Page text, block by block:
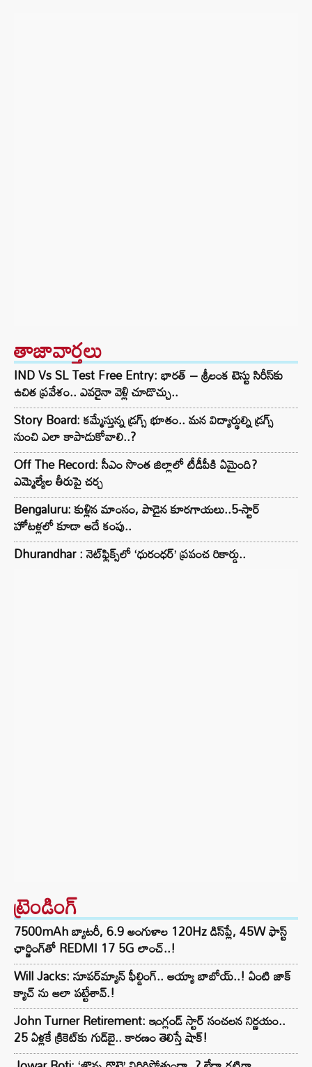
తాజావార్తలు
IND Vs SL Test Free Entry: భారత్ – శ్రీలంక టెస్టు సిరీస్‌కు
ఉచిత ప్రవేశం.. ఎవరైనా వెళ్లి చూడొచ్చు..
Story Board: కమ్మేస్తున్న డ్రగ్స్ భూతం.. మన విద్యార్థుల్ని డ్రగ్స్
నుంచి ఎలా కాపాడుకోవాలి..?
Off The Record: సీఎం సొంత జిల్లాలో టీడీపీకి ఏమైంది?
ఎమ్మెల్యేల తీరుపై చర్చ
Bengaluru: కుళ్లిన మాంసం, పాడైన కూరగాయలు..5-స్టార్
హోటళ్లలో కూడా అదే కంపు..
Dhurandhar : నెట్‌ఫ్లిక్స్‌లో ‘ధురంధర్’ ప్రపంచ రికార్డు..
ట్రెండింగ్‌
7500mAh బ్యాటరీ, 6.9 అంగుళాల 120Hz డిస్‌ప్లే, 45W ఫాస్ట్
ఛార్జింగ్‌తో REDMI 17 5G లాంచ్..!
Will Jacks: సూపర్‌మ్యాన్ ఫీల్డింగ్.. అయ్యా బాబోయ్..! ఏంటి జాక్
క్యాచ్ ను అలా పట్టేశావ్.!
John Turner Retirement: ఇంగ్లండ్ స్టార్ సంచలన నిర్ణయం..
25 ఏళ్లకే క్రికెట్‌కు గుడ్‌బై.. కారణం తెలిస్తే షాక్!